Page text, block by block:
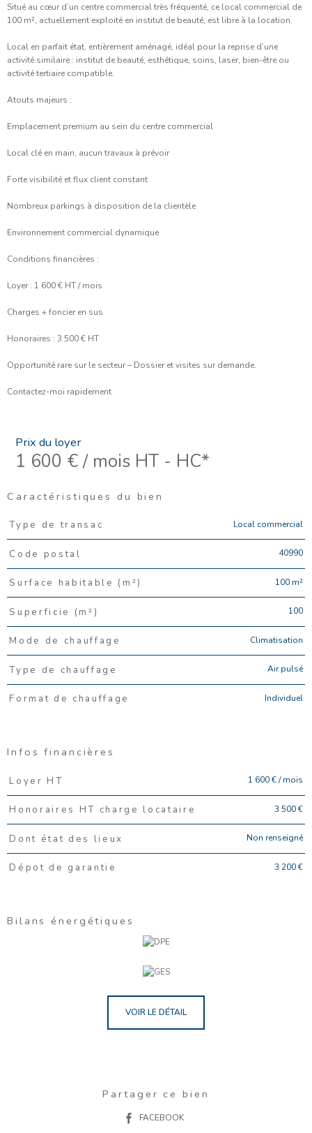
Situé au cœur d’un centre commercial très fréquenté, ce local commercial de
100 m², actuellement exploité en institut de beauté, est libre à la location.
Local en parfait état, entièrement aménagé, idéal pour la reprise d’une
activité similaire : institut de beauté, esthétique, soins, laser, bien-être ou
activité tertiaire compatible.
Atouts majeurs :
Emplacement premium au sein du centre commercial
Local clé en main, aucun travaux à prévoir
Forte visibilité et flux client constant
Nombreux parkings à disposition de la clientèle
Environnement commercial dynamique
Conditions financières :
Loyer : 1 600 € HT / mois
Charges + foncier en sus
Honoraires : 3 500 € HT
Opportunité rare sur le secteur – Dossier et visites sur demande.
Contactez-moi rapidement
Prix du loyer
1 600 € / mois HT - HC*
Caractéristiques du bien
Caractéristiques Valeurs
Type de transac Local commercial
Code postal 40990
Surface habitable (m²) 100 m²
Superficie (m²) 100
Mode de chauffage Climatisation
Type de chauffage Air pulsé
Format de chauffage Individuel
Infos financières
Caractéristiques
Loyer HT 1 600 € / mois
Honoraires HT charge locataire 3 500 €
Dont état des lieux Non renseigné
Dépot de garantie 3 200 €
Bilans énergétiques
VOIR LE DÉTAIL
Partager ce bien
FACEBOOK